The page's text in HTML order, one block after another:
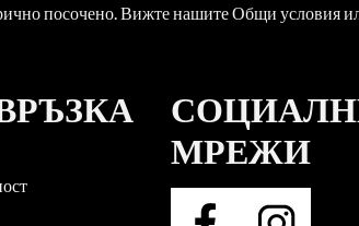
посочено. Вижте нашите Общи условия
МРЕЖИ